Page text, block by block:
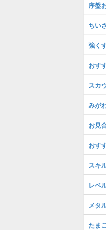
序盤
ちい
強く
おす
スカ
みが
お見
おす
スキ
レベ
メタ
たま